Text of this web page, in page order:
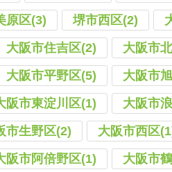
原区(3) 堺市西区(2)
大阪市住吉区(2) 大阪市
大阪市平野区(5) 大阪市
阪市東淀川区(1) 大阪市
市生野区(2) 大阪市西区
阪市阿倍野区(1) 大阪市